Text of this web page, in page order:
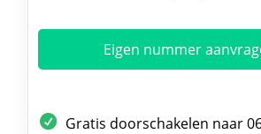
Eigen nummer
Gratis doorschakelen naar